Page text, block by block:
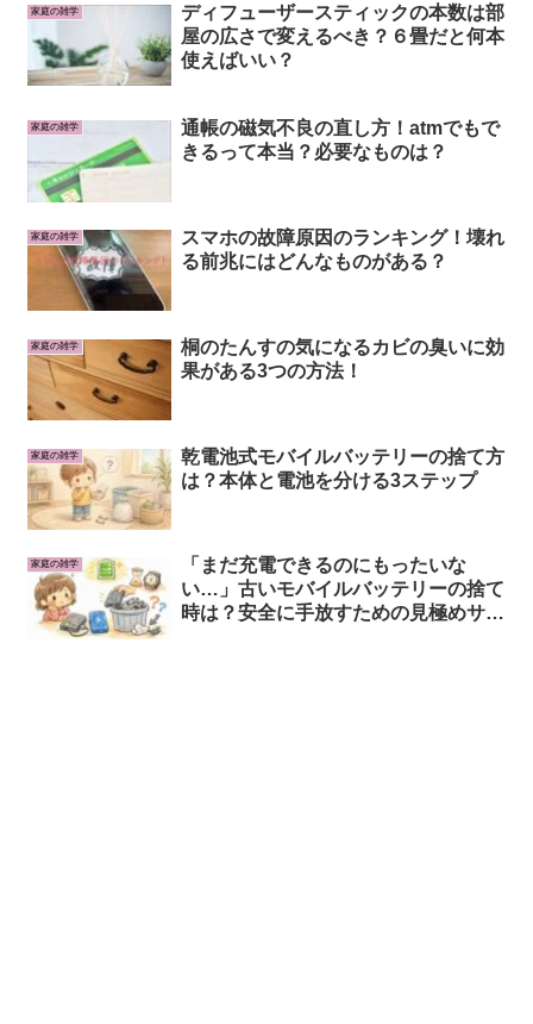
家庭の雑学
ディフューザースティックの本数は部
屋の広さで変えるべき？６畳だと何本
使えばいい？
家庭の雑学
通帳の磁気不良の直し方！atmでもで
きるって本当？必要なものは？
家庭の雑学
スマホの故障原因のランキング！壊れ
る前兆にはどんなものがある？
家庭の雑学
桐のたんすの気になるカビの臭いに効
果がある3つの方法！
家庭の雑学
乾電池式モバイルバッテリーの捨て方
は？本体と電池を分ける3ステップ
家庭の雑学
「まだ充電できるのにもったいな
い…」古いモバイルバッテリーの捨て
時は？安全に手放すための見極めサイ